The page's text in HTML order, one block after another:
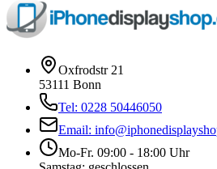
Oxfrodstr 21
53111 Bonn
Tel: 0228 50446050
Email:
Mo-Fr. 09:00 - 18:00 Uhr